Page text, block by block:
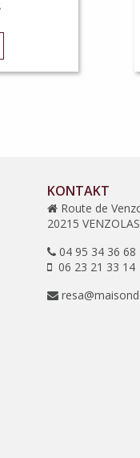
KONTAKT
Route de
20215
04 95 34 36 68
06 23 21 33 14